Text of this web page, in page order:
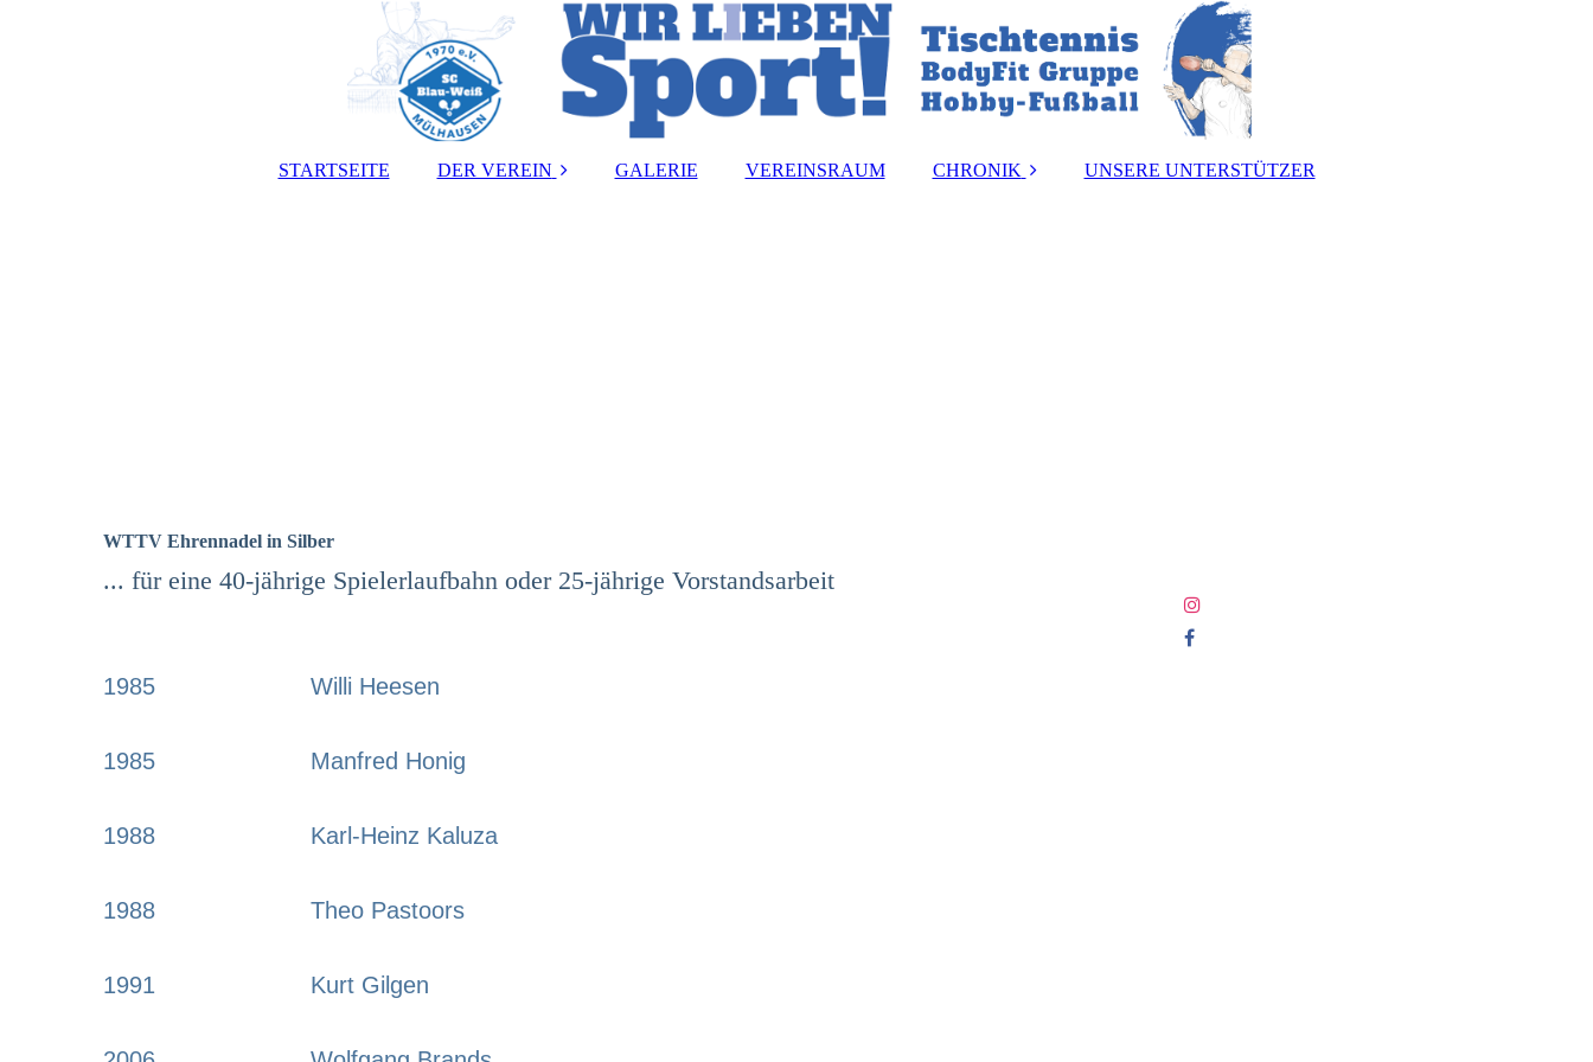
STARTSEITE DER VEREIN GALERIE VEREINSRAUM CHRONIK UNSERE UNTERSTÜTZER
WTTV Ehrennadel in Silber
... für eine 40-jährige Spielerlaufbahn oder 25-jährige Vorstandsarbeit
1985 Willi Heesen
1985 Manfred Honig
1988 Karl-Heinz Kaluza
1988 Theo Pastoors
1991 Kurt Gilgen